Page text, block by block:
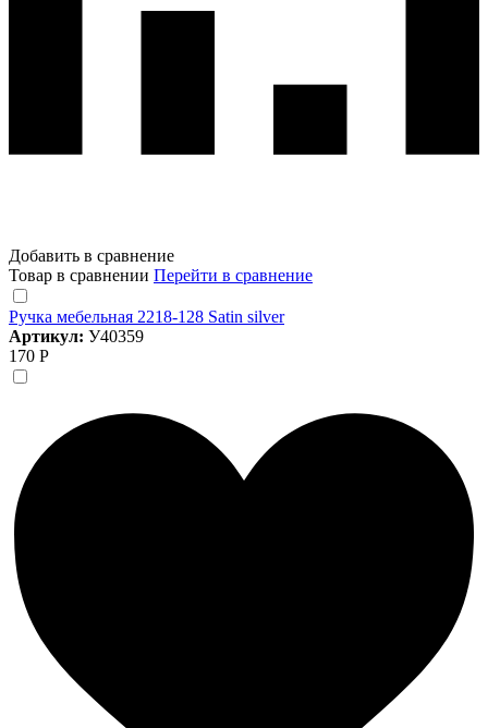
Добавить в сравнение
Товар в сравнении Перейти в сравнение
Ручка мебельная 2218-128 Satin silver
Артикул: У40359
170 Р